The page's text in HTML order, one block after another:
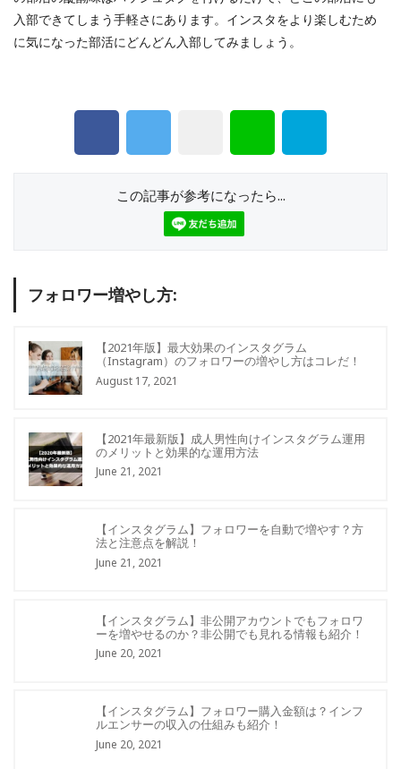
入部できてしまう手軽さにあります。インスタをより楽しむため
に気になった部活にどんどん入部してみましょう。
この記事が参考になったら...
フォロワー増やし方:
【2021年版】最大効果のインスタグラム
（Instagram）のフォロワーの増やし方はコレだ！
August 17, 2021
【2021年最新版】成人男性向けインスタグラム運用
のメリットと効果的な運用方法
June 21, 2021
【インスタグラム】フォロワーを自動で増やす？方
法と注意点を解説！
June 21, 2021
【インスタグラム】非公開アカウントでもフォロワ
ーを増やせるのか？非公開でも見れる情報も紹介！
June 20, 2021
【インスタグラム】フォロワー購入金額は？インフ
ルエンサーの収入の仕組みも紹介！
June 20, 2021